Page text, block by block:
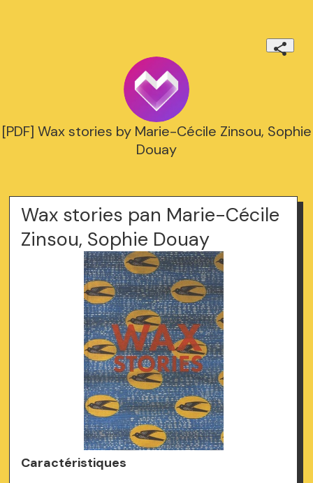
[PDF] Wax stories by Marie-Cécile Zinsou, Sophie
Douay
Wax stories pan Marie-Cécile
Zinsou, Sophie Douay
Caractéristiques